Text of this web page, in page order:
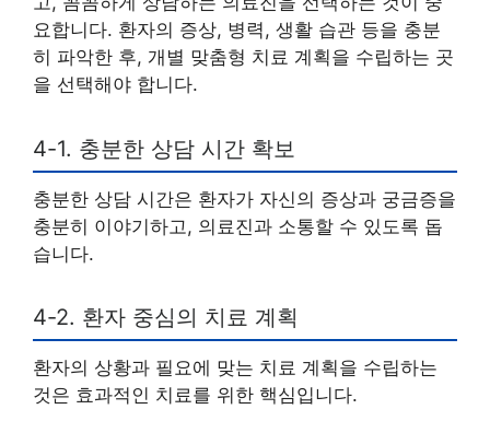
요합니다. 환자의 증상, 병력, 생활 습관 등을 충분
히 파악한 후, 개별 맞춤형 치료 계획을 수립하는 곳
을 선택해야 합니다.
4-1. 충분한 상담 시간 확보
충분한 상담 시간은 환자가 자신의 증상과 궁금증을
충분히 이야기하고, 의료진과 소통할 수 있도록 돕
습니다.
4-2. 환자 중심의 치료 계획
환자의 상황과 필요에 맞는 치료 계획을 수립하는
것은 효과적인 치료를 위한 핵심입니다.